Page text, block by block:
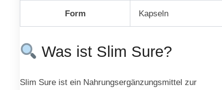
Form Kapseln
Was ist Slim Sure?
Slim Sure ist ein Nahrungsergänzungsmittel zur